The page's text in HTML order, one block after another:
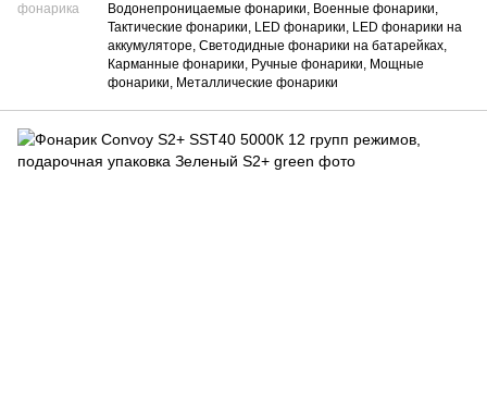
фонарика
Водонепроницаемые фонарики, Военные фонарики,
Тактические фонарики, LED фонарики, LED фонарики на
аккумуляторе, Светодидные фонарики на батарейках,
Карманные фонарики, Ручные фонарики, Мощные
фонарики, Металлические фонарики